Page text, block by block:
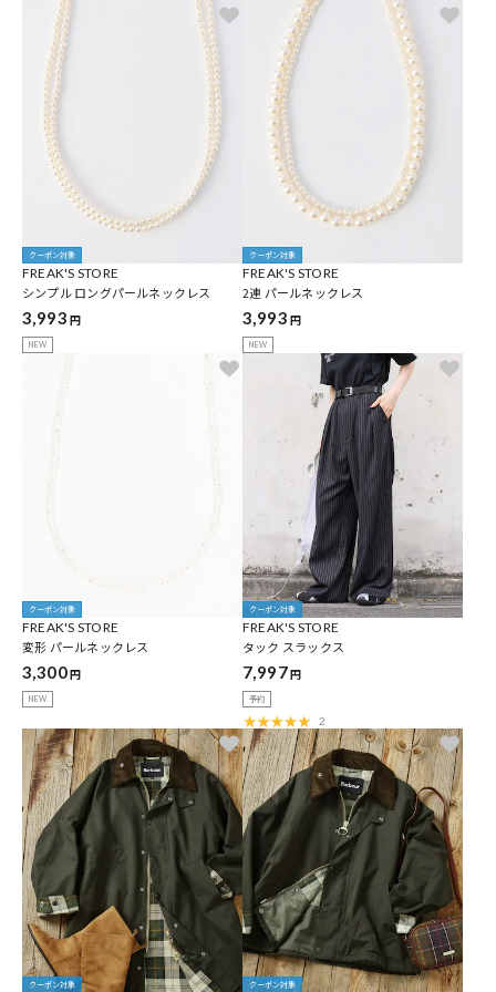
クーポン対象
FREAK'S STORE
シンプル ロングパールネックレス
3,993 円
NEW
クーポン対象
FREAK'S STORE
2連 パールネックレス
3,993 円
NEW
クーポン対象
FREAK'S STORE
変形 パールネックレス
3,300円
NEW
クーポン対象
FREAK'S STORE
タック スラックス
7,997円
予約
2
クーポン対象 クーポン対象